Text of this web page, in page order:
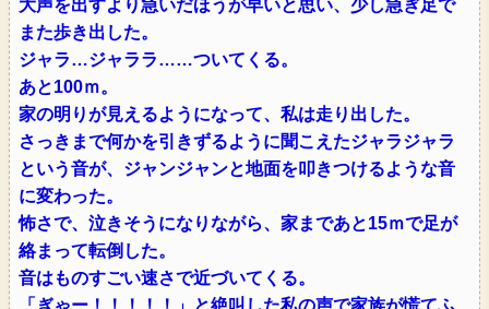
大声を出すより急いだほうが早いと思い、少し急ぎ足で
また歩き出した。
ジャラ…ジャララ……ついてくる。
あと100ｍ。
家の明りが見えるようになって、私は走り出した。
さっきまで何かを引きずるように聞こえたジャラジャラ
という音が、ジャンジャンと地面を叩きつけるような音
に変わった。
怖さで、泣きそうになりながら、家まであと15ｍで足が
絡まって転倒した。
音はものすごい速さで近づいてくる。